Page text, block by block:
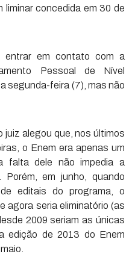
liminar concedida em 30 de
entrar em contato com a
Pessoal de Nível
segunda-feira (7), mas não
juiz alegou que, nos últimos
o Enem era apenas um
falta dele não impedia a
em junho, quando
editais do programa, o
agora seria eliminatório (as
2009 seriam as únicas
edição de 2013 do Enem